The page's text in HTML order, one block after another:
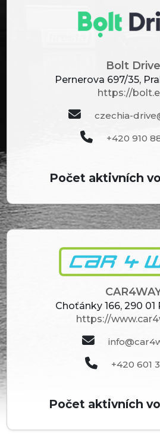
Bolt Drive
Pernerova 697/35,
https://
czechia-
+420 910
Počet aktivních
Choťánky 166, 290
https://
+420 601
Počet aktivních